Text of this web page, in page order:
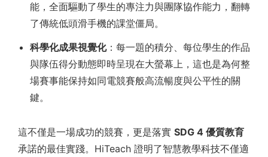
能，全面驅動了學生的專注力與團隊協作能力，翻轉
了傳統低頭滑手機的課堂僵局。
科學化成果視覺化：每一題的積分、每位學生的作品
與隊伍得分動態即時呈現在大螢幕上，這也是為何整
場賽事能保持如同電競賽般高流暢度與公平性的關
鍵。
這不僅是一場成功的競賽，更是落實 SDG 4 優質教育
承諾的最佳實踐。HiTeach 證明了智慧教學科技不僅適